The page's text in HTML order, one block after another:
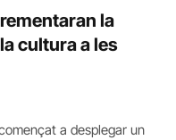
la
cultura a les
a desplegar un